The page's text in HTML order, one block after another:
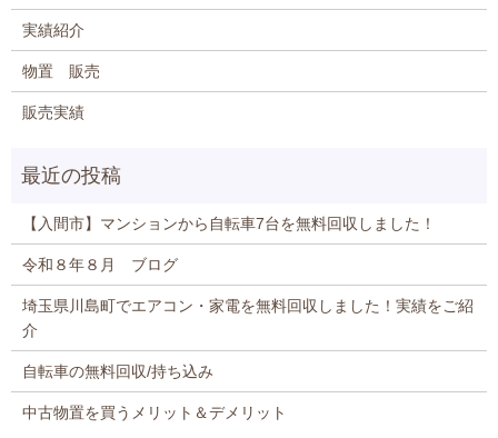
実績紹介
物置 販売
販売実績
【入間市】マンションから自転車7台を無料回収しました！
令和８年８月 ブログ
埼玉県川島町でエアコン・家電を無料回収しました！実績をご紹
介
自転車の無料回収/持ち込み
中古物置を買うメリット＆デメリット